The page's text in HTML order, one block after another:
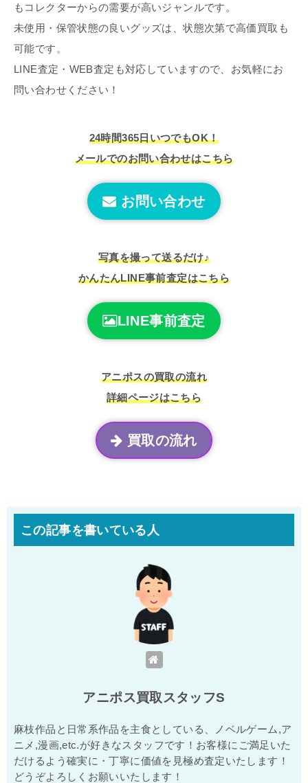
もコレクターからの需要が高いジャンルです。
未使用・保管状態の良いグッズは、状態次第で高価買取も
可能です。
LINE査定・WEB査定も対応していますので、お気軽にお
問い合わせください！
24時間365日いつでもOK！
メールでのお問い合わせはこちら
お問い合わせ
写真を撮って送るだけ♪
かんたんLINE事前査定はこちら
LINE事前査定
アニポスの買取の流れ
詳細ページはこちら
買取の流れ
この記事を書いている人
アニポス買取スタッフS
麻枝作品と日常系作品を主食としている、ノベルゲーム,ア
ニメ,漫画,etc.が好きなスタッフです！お客様にご満足いた
だけるよう確実に・丁寧に価値を見極め査定いたします！
どうぞよろしくお願いいたします！